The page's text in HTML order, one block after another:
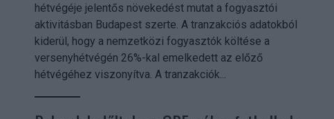
hétvégéje jelentős növekedést mutat a fogyasztói
aktivitásban Budapest szerte. A tranzakciós adatokból
kiderül, hogy a nemzetközi fogyasztók költése a
versenyhétvégén 26%-kal emelkedett az előző
hétvégéhez viszonyítva. A tranzakciók...